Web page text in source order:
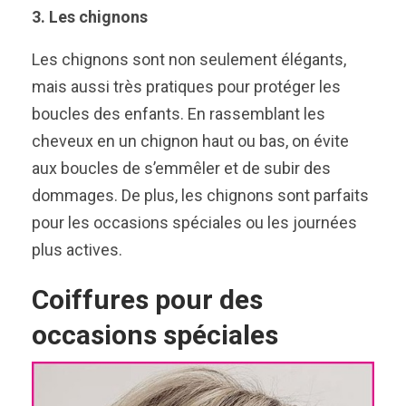
3. Les chignons
Les chignons sont non seulement élégants,
mais aussi très pratiques pour protéger les
boucles des enfants. En rassemblant les
cheveux en un chignon haut ou bas, on évite
aux boucles de s’emmêler et de subir des
dommages. De plus, les chignons sont parfaits
pour les occasions spéciales ou les journées
plus actives.
Coiffures pour des
occasions spéciales